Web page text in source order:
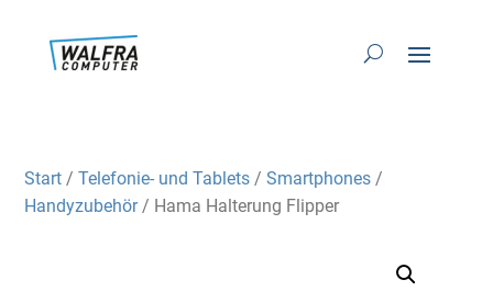
Start /Telefonie- und Tablets /Smartphones /
Handyzubehör/ Hama Halterung Flipper